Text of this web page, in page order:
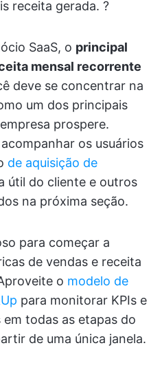
receita gerada. ?
SaaS, o principal
mensal recorrente
deve se concentrar na
um dos principais
prospere.
os usuários
de aquisição de
útil do cliente e outros
na próxima seção.
para começar a
de vendas e receita
o modelo de
para monitorar KPIs e
todas as etapas do
de uma única janela.